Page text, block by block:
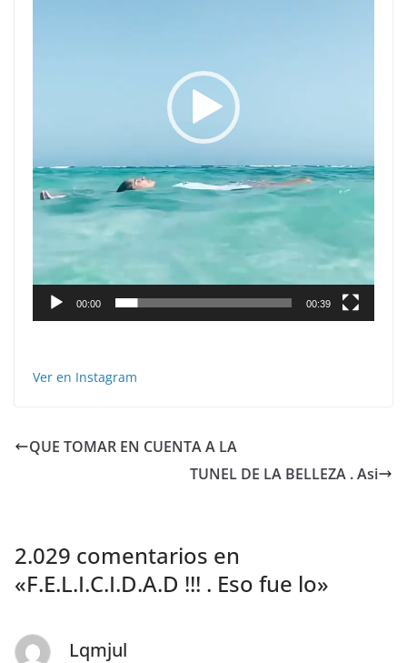
00:00 00:39
Ver en Instagram
QUE TOMAR EN CUENTA A LA
TUNEL DE LA BELLEZA . Asi
2.029 comentarios en
«F.E.L.I.C.I.D.A.D !!! . Eso fue lo»
Lqmjul